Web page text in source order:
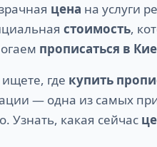
цена на услуги
стоимость,
прописаться в
где купить
— одна из самых
Узнать, какая сейчас